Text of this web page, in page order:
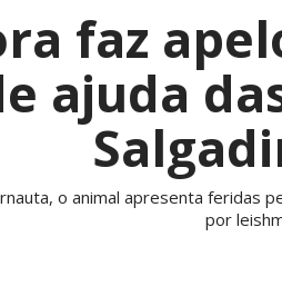
faz
ajuda
o animal apresenta feridas
por